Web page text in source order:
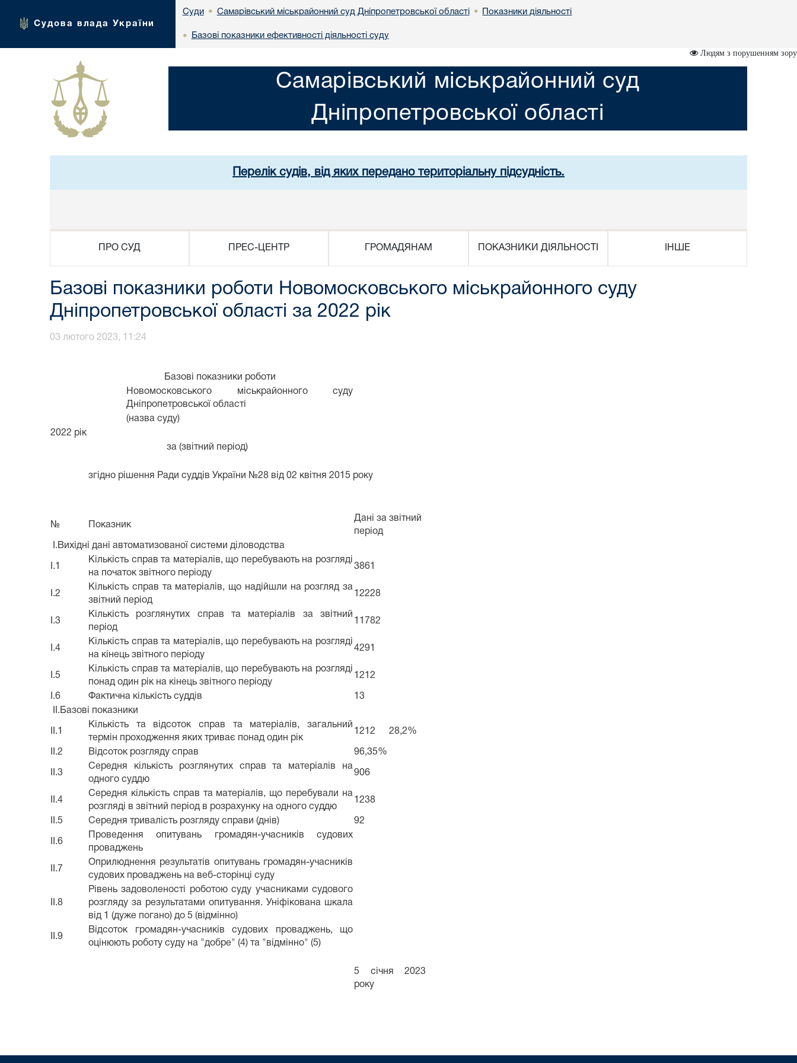
Судова влада України
Суди • Самарівський міськрайонний суд Дніпропетровської області • Показники діяльності
• Базові показники ефективності діяльності суду
Людям з порушенням зору
Самарівський міськрайонний суд
Дніпропетровської області
Перелік судів, від яких передано територіальну підсудність.
ПРО СУД ПРЕС-ЦЕНТР ГРОМАДЯНАМ ПОКАЗНИКИ ДІЯЛЬНОСТІ ІНШЕ
Базові показники роботи Новомосковського міськрайонного суду
Дніпропетровської області за 2022 рік
03 лютого 2023, 11:24
Базові показники роботи
Новомосковського міськрайонного суду
Дніпропетровської області
(назва суду)
2022 рік
за (звітний період)
згідно рішення Ради суддів України №28 від 02 квітня 2015 року
№ Показник
Дані за звітний
період
I.Вихідні дані автоматизованої системи діловодства
I.1
Кількість справ та матеріалів, що перебувають на розгляді
на початок звітного періоду
3861
I.2
Кількість справ та матеріалів, що надійшли на розгляд за
звітний період
12228
I.3
Кількість розглянутих справ та матеріалів за звітний
період
11782
I.4
Кількість справ та матеріалів, що перебувають на розгляді
на кінець звітного періоду
4291
I.5
Кількість справ та матеріалів, що перебувають на розгляді
понад один рік на кінець звітного періоду
1212
I.6 Фактична кількість суддів
13
II.Базові показники
II.1
Кількість та відсоток справ та матеріалів, загальний
термін проходження яких триває понад один рік
1212 28,2%
II.2 Відсоток розгляду справ 96,35%
II.3
Середня кількість розглянутих справ та матеріалів на
одного суддю
906
II.4
Середня кількість справ та матеріалів, що перебували на
розгляді в звітний період в розрахунку на одного суддю
1238
II.5 Середня тривалість розгляду справи (днів) 92
II.6
Проведення опитувань громадян-учасників судових
проваджень
II.7
Оприлюднення результатів опитувань громадян-учасників
судових проваджень на веб-сторінці суду
II.8
Рівень задоволеності роботою суду учасниками судового
розгляду за результатами опитування. Уніфікована шкала
від 1 (дуже погано) до 5 (відмінно)
II.9
Відсоток громадян-учасників судових проваджень, що
оцінюють роботу суду на "добре" (4) та "відмінно" (5)
5 січня 2023
року